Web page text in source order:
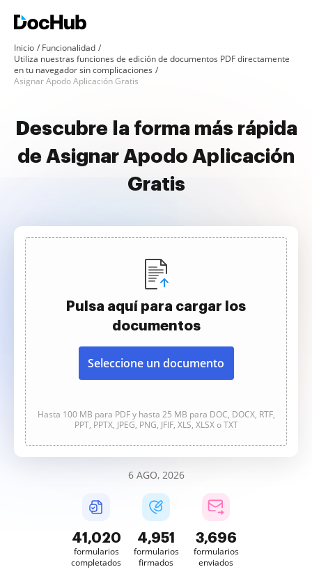
Inicio
Funcionalidad
Utiliza nuestras funciones de edición de documentos PDF directamente
en tu navegador sin complicaciones
Asignar Apodo Aplicación Gratis
Descubre la forma más rápida
de Asignar Apodo Aplicación
Gratis
Pulsa aquí para cargar los
documentos
Seleccione un documento
Hasta 100 MB para PDF y hasta 25 MB para DOC, DOCX, RTF,
PPT, PPTX, JPEG, PNG, JFIF, XLS, XLSX o TXT
6 AGO, 2026
41,020
formularios
completados
4,951
formularios
firmados
3,696
formularios
enviados